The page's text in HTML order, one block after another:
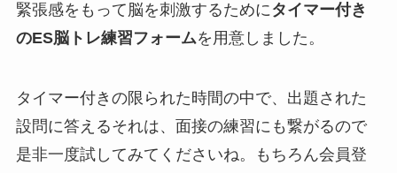
緊張感をもって脳を刺激するためにタイマー付き
のES脳トレ練習フォームを用意しました。
タイマー付きの限られた時間の中で、出題された
設問に答えるそれは、面接の練習にも繋がるので
是非一度試してみてくださいね。もちろん会員登